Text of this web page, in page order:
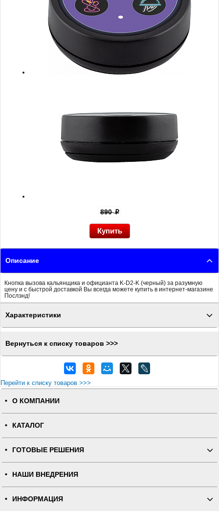
890p
Описание
Кнопка вызова кальянщика и официанта K-D2-K (черный) за разумную
цену и с быстрой доставкой Вы всегда можете купить в интернет-магазине
Послэнд!
Характеристики
Вернуться к списку товаров >>>
Перейти к списку товаров >>>
О КОМПАНИИ
КАТАЛОГ
ГОТОВЫЕ РЕШЕНИЯ
НАШИ ВНЕДРЕНИЯ
ИНФОРМАЦИЯ